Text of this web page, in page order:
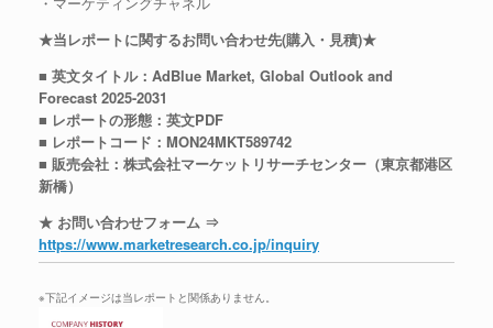
★当レポートに関するお問い合わせ先(購入・見積)★
■ 英文タイトル：AdBlue Market, Global Outlook and
Forecast 2025-2031
■ レポートの形態：英文PDF
■ レポートコード：MON24MKT589742
■ 販売会社：株式会社マーケットリサーチセンター（東京都港区
新橋）
★ お問い合わせフォーム ⇒
https://www.marketresearch.co.jp/inquiry
※下記イメージは当レポートと関係ありません。